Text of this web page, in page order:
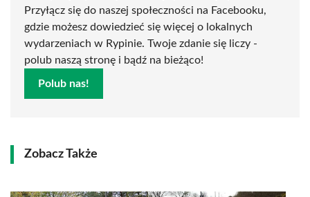
Przyłącz się do naszej społeczności na Facebooku,
gdzie możesz dowiedzieć się więcej o lokalnych
wydarzeniach w Rypinie. Twoje zdanie się liczy -
polub naszą stronę i bądź na bieżąco!
Polub nas!
Zobacz Także